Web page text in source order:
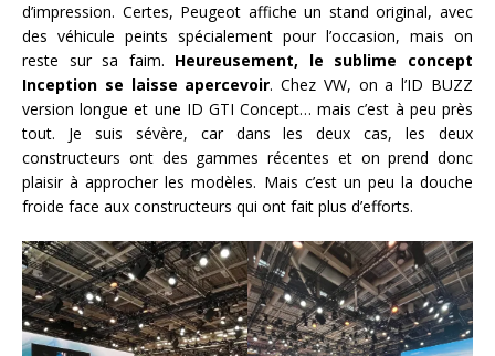
d’impression. Certes, Peugeot affiche un stand original, avec
des véhicule peints spécialement pour l’occasion, mais on
reste sur sa faim. Heureusement, le sublime concept
Inception se laisse apercevoir. Chez VW, on a l’ID BUZZ
version longue et une ID GTI Concept… mais c’est à peu près
tout. Je suis sévère, car dans les deux cas, les deux
constructeurs ont des gammes récentes et on prend donc
plaisir à approcher les modèles. Mais c’est un peu la douche
froide face aux constructeurs qui ont fait plus d’efforts.